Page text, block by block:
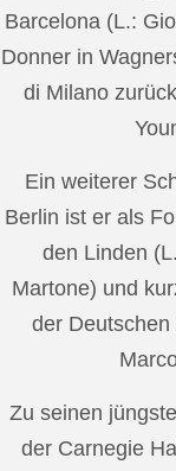
Barcelona (L.:
Donner in
di Milano
Ein weiterer
Berlin ist er als
den Linden
Martone) und
der
Zu seinen
der Carnegie